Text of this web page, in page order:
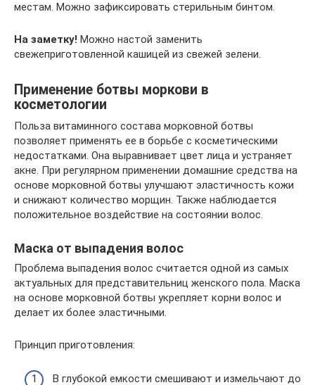
местам. Можно зафиксировать стерильным бинтом.
На заметку! Можно настой заменить
свежеприготовленной кашицей из свежей зелени.
Применение ботвы моркови в
косметологии
Польза витаминного состава морковной ботвы
позволяет применять ее в борьбе с косметическими
недостатками. Она выравнивает цвет лица и устраняет
акне. При регулярном применении домашние средства на
основе морковной ботвы улучшают эластичность кожи
и снижают количество морщин. Также наблюдается
положительное воздействие на состоянии волос.
Маска от выпадения волос
Проблема выпадения волос считается одной из самых
актуальных для представительниц женского пола. Маска
на основе морковной ботвы укрепляет корни волос и
делает их более эластичными.
Принцип приготовления:
В глубокой емкости смешивают и измельчают до